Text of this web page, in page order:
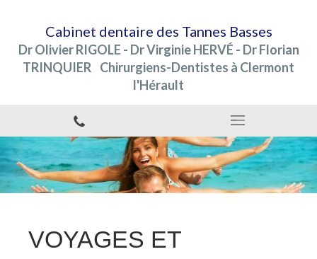
Cabinet dentaire des Tannes Basses
Dr Olivier RIGOLE - Dr Virginie HERVÉ - Dr Florian
TRINQUIER Chirurgiens-Dentistes à Clermont
l'Hérault
VOYAGES ET